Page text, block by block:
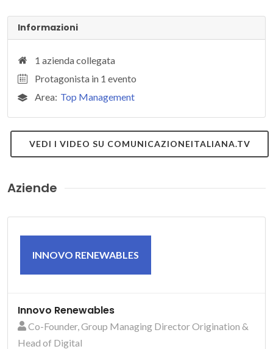
Informazioni
1 azienda collegata
Protagonista in 1 evento
Area: Top Management
VEDI I VIDEO SU COMUNICAZIONEITALIANA.TV
Aziende
INNOVO RENEWABLES
Innovo Renewables
Co-Founder, Group Managing Director Origination &
Head of Digital